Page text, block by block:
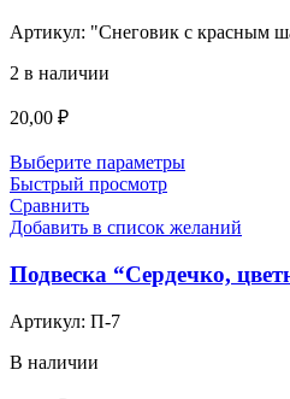
Артикул: "Снеговик с красным
2 в наличии
20,00 ₽
Выберите параметры
Быстрый просмотр
Сравнить
Добавить в список желаний
Подвеска “Сердечко,
Артикул: П-7
В наличии